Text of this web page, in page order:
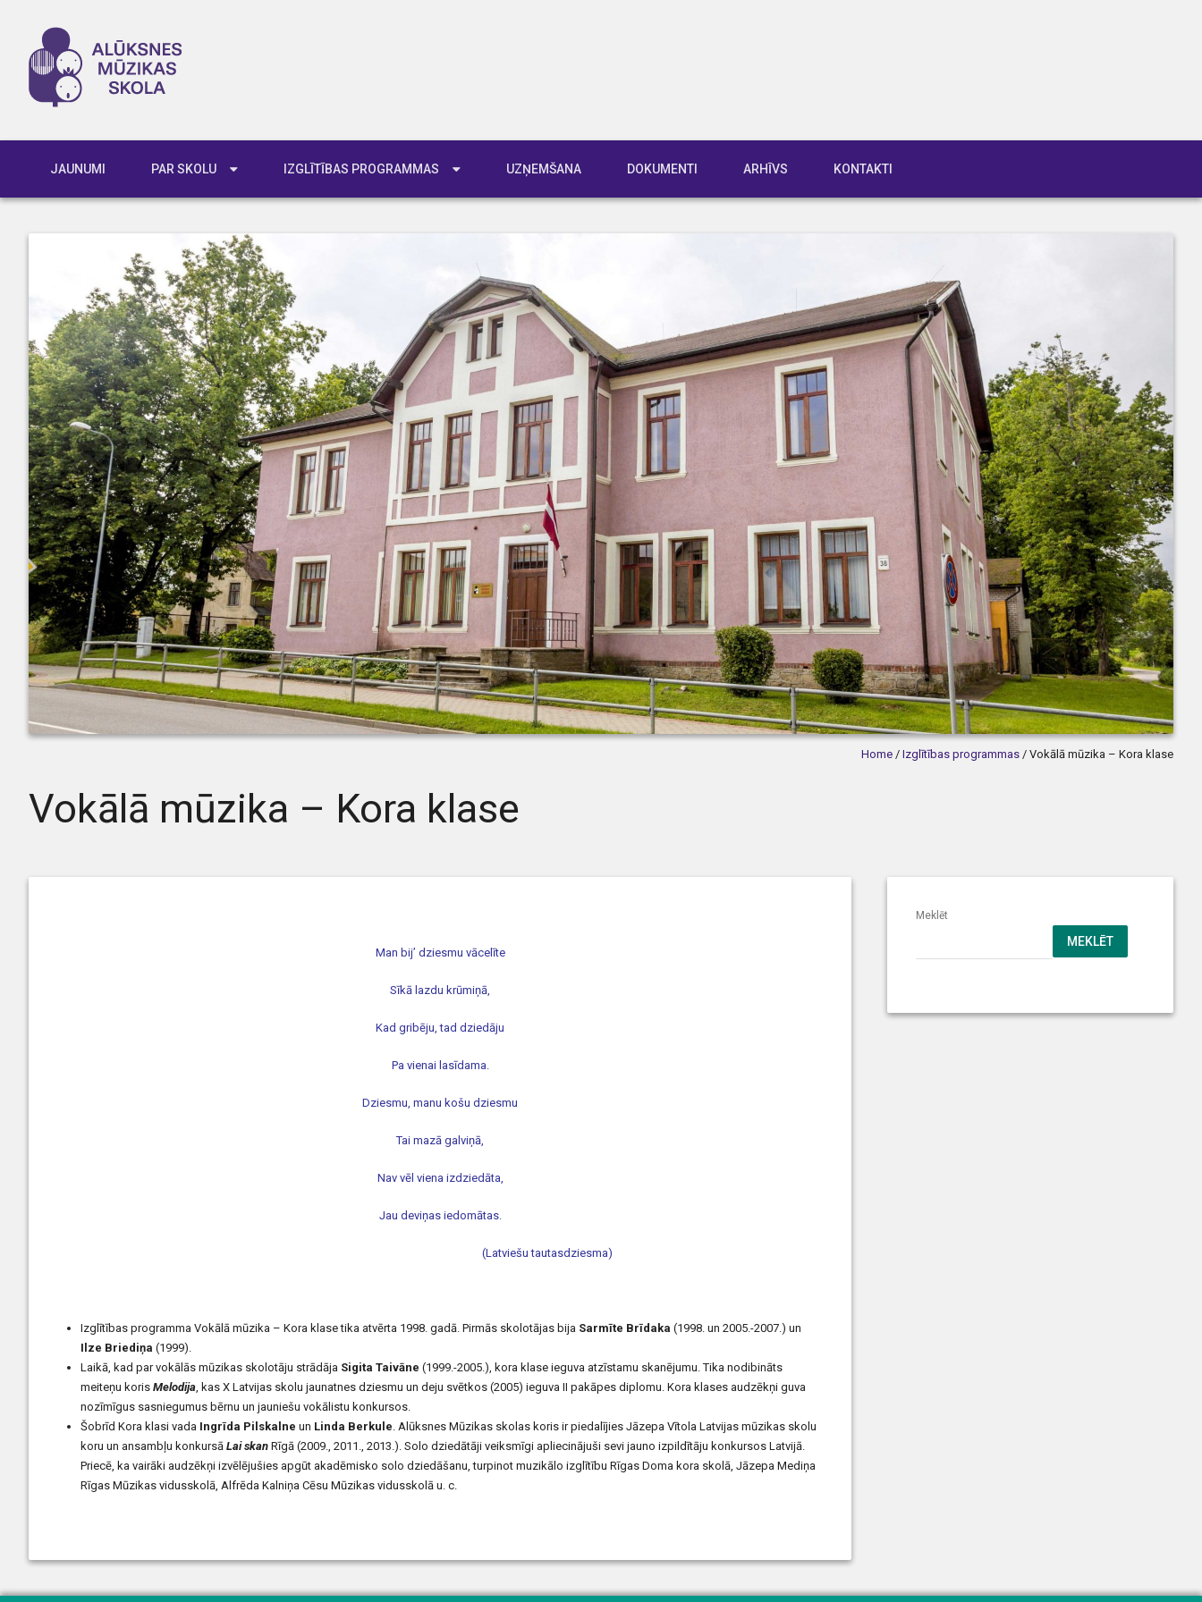
JAUNUMI PAR SKOLU IZGLĪTĪBAS PROGRAMMAS UZŅEMŠANA DOKUMENTI ARHĪVS KONTAKTI
Home / Izglītības programmas / Vokālā mūzika – Kora klase
Vokālā mūzika – Kora klase
Man bij’ dziesmu vācelīte
Sīkā lazdu krūmiņā,
Kad gribēju, tad dziedāju
Pa vienai lasīdama.
Dziesmu, manu košu dziesmu
Tai mazā galviņā,
Nav vēl viena izdziedāta,
Jau deviņas iedomātas.
(Latviešu tautasdziesma)
Izglītības programma Vokālā mūzika – Kora klase tika atvērta 1998. gadā. Pirmās skolotājas bija Sarmīte Brīdaka (1998. un 2005.-2007.) un
Ilze Briediņa (1999).
Laikā, kad par vokālās mūzikas skolotāju strādāja Sigita Taivāne (1999.-2005.), kora klase ieguva atzīstamu skanējumu. Tika nodibināts
meiteņu koris Melodija, kas X Latvijas skolu jaunatnes dziesmu un deju svētkos (2005) ieguva II pakāpes diplomu. Kora klases audzēkņi guva
nozīmīgus sasniegumus bērnu un jauniešu vokālistu konkursos.
Šobrīd Kora klasi vada Ingrīda Pilskalne un Linda Berkule. Alūksnes Mūzikas skolas koris ir piedalījies Jāzepa Vītola Latvijas mūzikas skolu
koru un ansambļu konkursā Lai skan Rīgā (2009., 2011., 2013.). Solo dziedātāji veiksmīgi apliecinājuši sevi jauno izpildītāju konkursos Latvijā.
Priecē, ka vairāki audzēkņi izvēlējušies apgūt akadēmisko solo dziedāšanu, turpinot muzikālo izglītību Rīgas Doma kora skolā, Jāzepa Mediņa
Rīgas Mūzikas vidusskolā, Alfrēda Kalniņa Cēsu Mūzikas vidusskolā u. c.
Meklēt
MEKLĒT